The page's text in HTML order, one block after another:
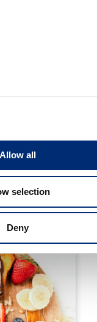
Allow all
selection
Deny
de fresa